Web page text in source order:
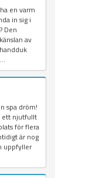
en varm
in sig i
Den
av
spa dröm!
ett njutfullt
för flera
är nog
uppfyller